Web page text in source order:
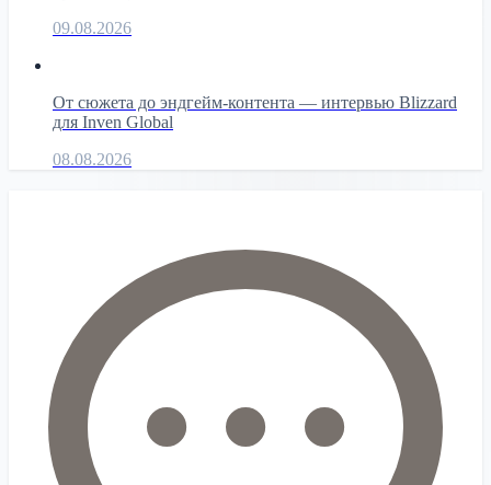
09.08.2026
От сюжета до эндгейм-контента — интервью Blizzard
для Inven Global
08.08.2026